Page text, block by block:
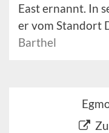
East ernannt. In
er vom Standort
Barthel